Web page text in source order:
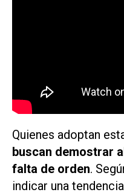
Quienes adoptan
buscan demostrar
falta de orden.
indicar una